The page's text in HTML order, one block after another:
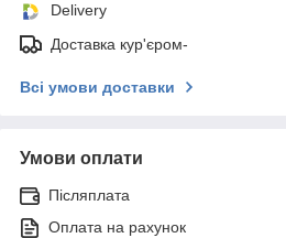
Delivery
Доставка кур'єром-
Всі умови доставки
Умови оплати
Післяплата
Оплата на рахунок